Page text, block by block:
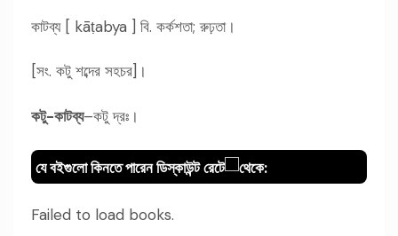
কাটব্য [ kāṭabya ] বি. কর্কশতা; রুঢ়তা।
[সং. কটু শব্দের সহচর]।
কটু-কাটব্য–কটু দ্রঃ।
যে বইগুলো কিনতে পারেন ডিস্কাউন্ট রেটে থেকে:
Failed to load books.